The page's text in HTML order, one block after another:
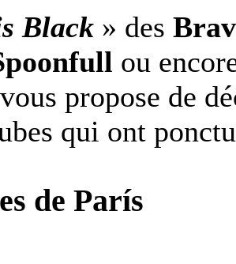
Black » des
ou
propose de
qui ont
de París